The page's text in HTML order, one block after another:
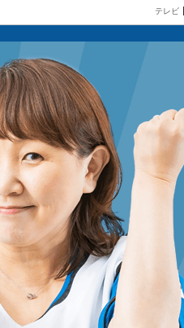
テレビ